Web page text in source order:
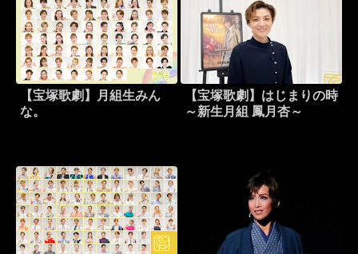
【宝塚歌劇】月組生みん
な。
【宝塚歌劇】はじまりの時
～新生月組 鳳月杏～